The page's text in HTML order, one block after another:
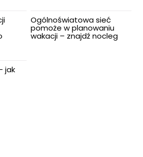
Ogólnoświatowa sieć
pomoże w planowaniu
wakacji – znajdź nocleg
jak